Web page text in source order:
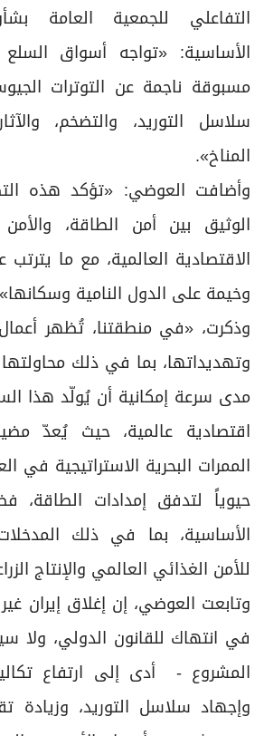
التفاعلي للجمعية العامة
الأساسية: «تواجه أسواق
مسبوقة ناجمة عن التوترات
سلاسل التوريد، والتضخم،
المناخ».
وأضافت العوضي: «تؤكد هذه
الوثيق بين أمن الطاقة، والأمن
الاقتصادية العالمية، مع ما
وخيمة على الدول النامية وسكانها».
وذكرت، «في منطقتنا، تُظهر أعمال
وتهديداتها، بما في ذلك
مدى سرعة إمكانية أن يُولّد هذا
اقتصادية عالمية، حيث يُعدّ
الممرات البحرية الاستراتيجية في
حيوياً لتدفق إمدادات الطاقة،
الأساسية، بما في ذلك المدخلات
للأمن الغذائي العالمي والإنتاج
وتابعت العوضي، إن إغلاق إيران
في انتهاك للقانون الدولي، ولا
المشروع - أدى إلى ارتفاع
وإجهاد سلاسل التوريد، وزيادة